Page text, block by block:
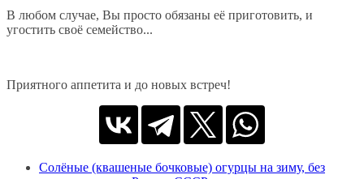
В любом случае, Вы просто обязаны её приготовить, и
угостить своё семейство...
Приятного аппетита и до новых встреч!
Солёные (квашеные бочковые) огурцы на зиму, без